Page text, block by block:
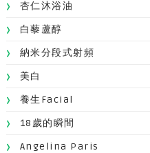
杏仁沐浴油
白藜蘆醇
納米分段式射頻
美白
養生facial
18歲的瞬間
Angelina Paris